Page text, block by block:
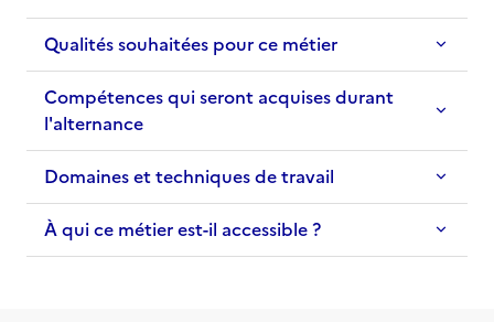
Qualités souhaitées pour ce métier
Compétences qui seront acquises durant
l'alternance
Domaines et techniques de travail
À qui ce métier est-il accessible ?